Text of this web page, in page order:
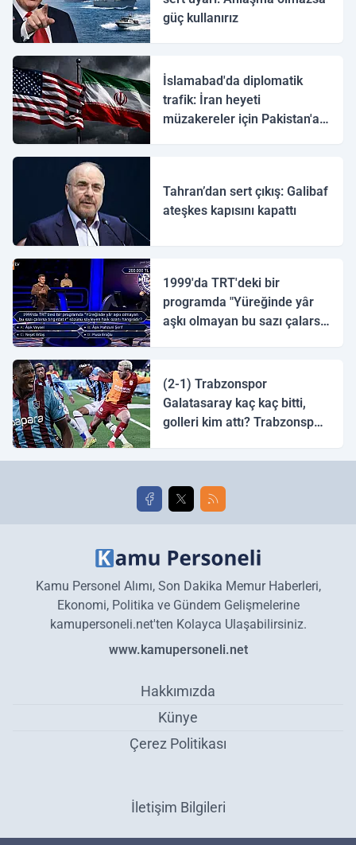
güç kullanırız
İslamabad'da diplomatik
trafik: İran heyeti
müzakereler için Pakistan'a
Tahran’dan sert çıkış: Galibaf
ateşkes kapısını kapattı
1999'da TRT'deki bir
programda "Yüreğinde yâr
aşkı olmayan bu sazı çalarsa
(2-1) Trabzonspor
Galatasaray kaç kaç bitti,
golleri kim attı? Trabzonspor
golleri!
Kamu Personel Alımı, Son Dakika Memur Haberleri,
Ekonomi, Politika ve Gündem Gelişmelerine
kamupersoneli.net'ten Kolayca Ulaşabilirsiniz.
www.kamupersoneli.net
Hakkımızda
Künye
Çerez Politikası
İletişim Bilgileri